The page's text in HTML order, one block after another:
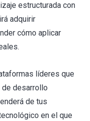
estructurada con
adquirir
cómo aplicar
líderes que
desarrollo
de tus
en el que